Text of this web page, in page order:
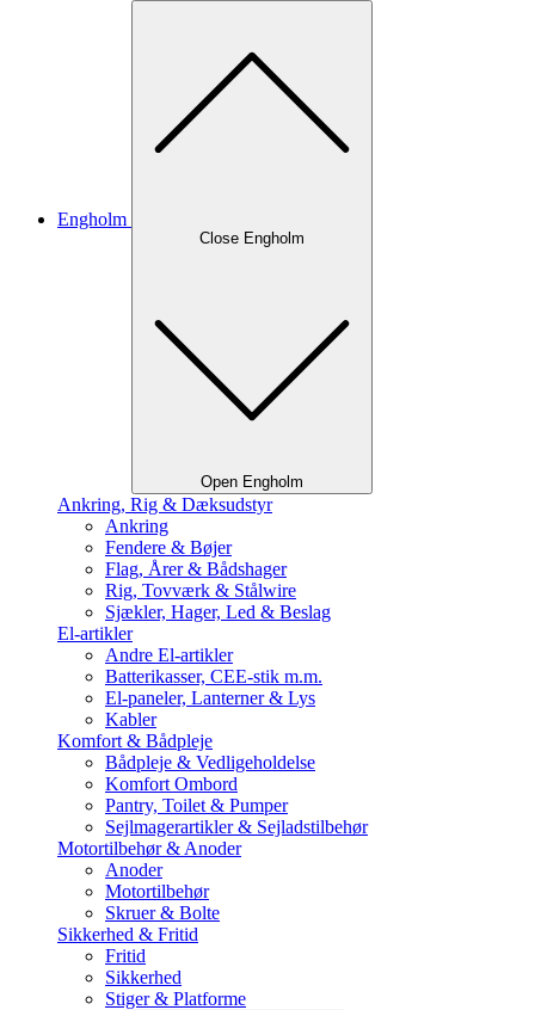
Engholm
Close Engholm
Open Engholm
Ankring, Rig & Dæksudstyr
Ankring
Fendere & Bøjer
Flag, Årer & Bådshager
Rig, Tovværk & Stålwire
Sjækler, Hager, Led & Beslag
El-artikler
Andre El-artikler
Batterikasser, CEE-stik m.m.
El-paneler, Lanterner & Lys
Kabler
Komfort & Bådpleje
Bådpleje & Vedligeholdelse
Komfort Ombord
Pantry, Toilet & Pumper
Sejlmagerartikler & Sejladstilbehør
Motortilbehør & Anoder
Anoder
Motortilbehør
Skruer & Bolte
Sikkerhed & Fritid
Fritid
Sikkerhed
Stiger & Platforme